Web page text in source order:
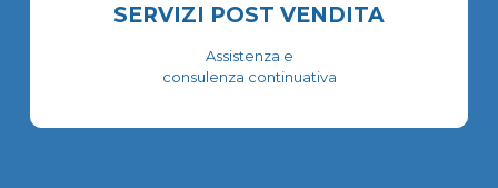
SERVIZI POST VENDITA
Assistenza e
consulenza continuativa